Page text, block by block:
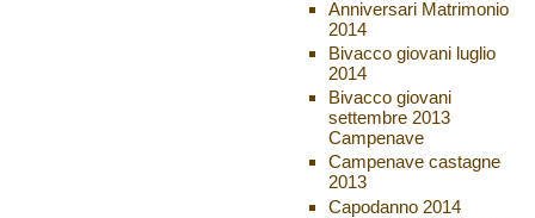
Anniversari Matrimonio
2014
Bivacco giovani luglio
2014
Bivacco giovani
settembre 2013
Campenave
Campenave castagne
2013
Capodanno 2014